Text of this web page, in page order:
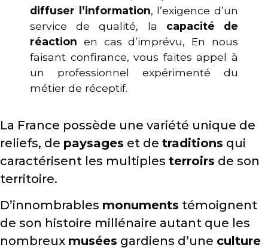
diffuser l’information, l’exigence d’un
service de qualité, la capacité de
réaction en cas d’imprévu, En nous
faisant confirance, vous faites appel à
un professionnel expérimenté du
métier de réceptif.
La France possède une variété unique de
reliefs, de paysages et de traditions qui
caractérisent les multiples terroirs de son
territoire.
D’innombrables monuments témoignent
de son histoire millénaire autant que les
nombreux musées gardiens d’une culture